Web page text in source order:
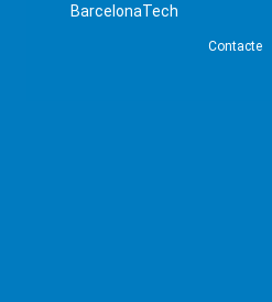
BarcelonaTech
Contacte